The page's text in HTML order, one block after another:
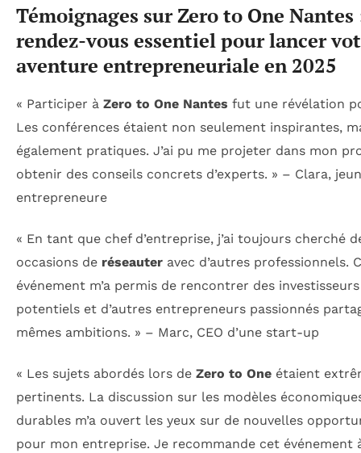
Témoignages sur Zero to One Nantes
rendez-vous essentiel pour lancer
aventure entrepreneuriale en 2025
« Participer à Zero to One Nantes fut une révélation
Les conférences étaient non seulement inspirantes,
également pratiques. J’ai pu me projeter dans mon
obtenir des conseils concrets d’experts. » – Clara,
entrepreneure
« En tant que chef d’entreprise, j’ai toujours cherché
occasions de réseauter avec d’autres professionnels.
événement m’a permis de rencontrer des investisseurs
potentiels et d’autres entrepreneurs passionnés
mêmes ambitions. » – Marc, CEO d’une start-up
« Les sujets abordés lors de Zero to One étaient
pertinents. La discussion sur les modèles
durables m’a ouvert les yeux sur de nouvelles
pour mon entreprise. Je recommande cet événement